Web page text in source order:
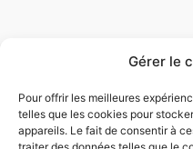
Gérer le
Pour offrir les meilleures
telles que les cookies pour
appareils. Le fait de consentir à